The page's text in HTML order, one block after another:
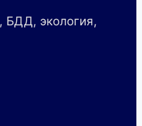
БДД, экология,